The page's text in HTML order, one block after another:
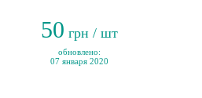
50 грн / шт
обновлено:
07 января 2020